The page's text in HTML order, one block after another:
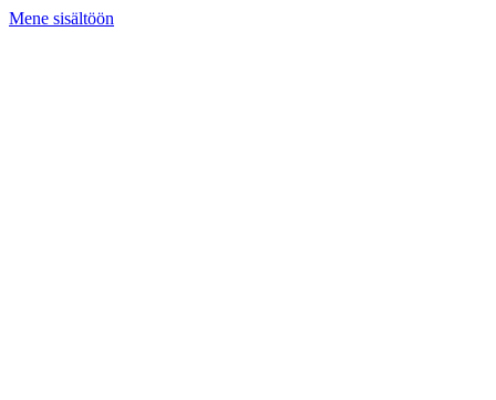
Mene sisältöön